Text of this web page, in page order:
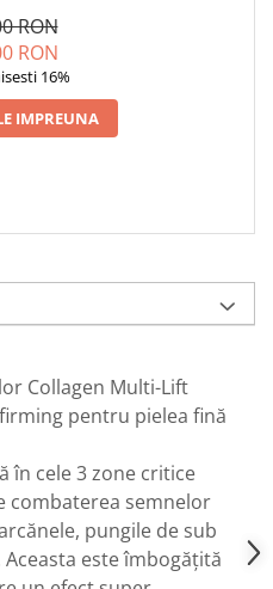
RON
RON
16%
IMPREUNA
Collagen Multi-Lift
pentru pielea fină
în cele 3 zone critice
combaterea semnelor
pungile de sub
este îmbogățită